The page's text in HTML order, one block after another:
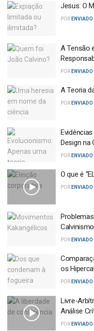
Jesus: O
POR
A Tensão
POR
A Teoria
POR
Design na
POR
O que é
POR
Calvinismo
POR
os
POR
Livre-
Análise
POR